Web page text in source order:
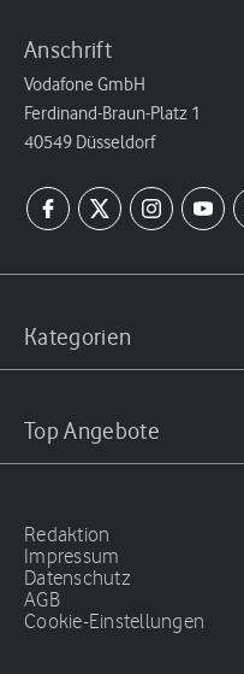
Anschrift
Vodafone GmbH
Ferdinand-Braun-Platz 1
40549 Düsseldorf
Kategorien
Top Angebote
Redaktion
Impressum
Datenschutz
AGB
Cookie-Einstellungen